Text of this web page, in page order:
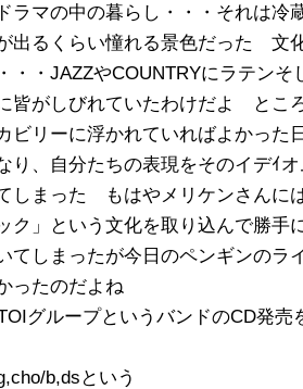
ラマの中の暮らし・・・それは冷
出るくらい憧れる景色だった 文
・・JAZZやCOUNTRYにラテンそ
皆がしびれていたわけだよ とこ
リーに浮かれていればよかった
り、自分たちの表現をそのイデｲ
しまった もはやメリケンさんに
ク」という文化を取り込んで勝手
しまったが今日のペンギンのラ
ったのだよね
グループというバンドのCD発売
b,dsという